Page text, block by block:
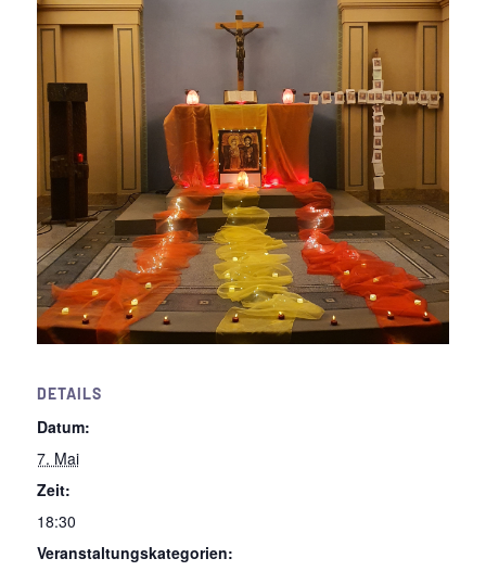
DETAILS
Datum:
7. Mai
Zeit:
18:30
Veranstaltungskategorien: